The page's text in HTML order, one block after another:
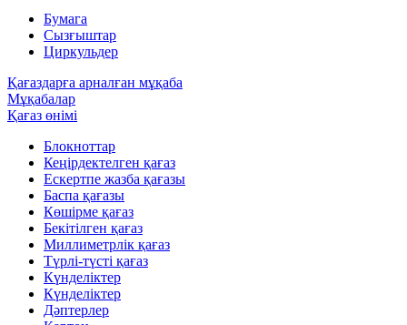
Бумага
Сызғыштар
Циркульдер
Қағаздарға арналған мұқаба
Мұқабалар
Қағаз өнімі
Блокноттар
Кеңірдектелген қағаз
Ескертпе жазба қағазы
Баспа қағазы
Көшірме қағаз
Бекітілген қағаз
Миллиметрлік қағаз
Түрлі-түсті қағаз
Күнделіктер
Күнделіктер
Дәптерлер